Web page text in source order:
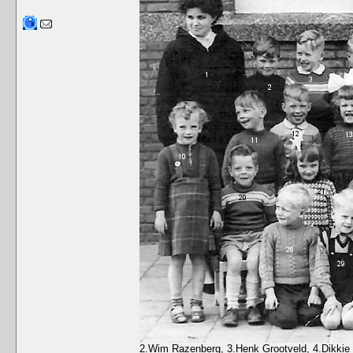
2.Wim Razenberg, 3.Henk Grootveld,